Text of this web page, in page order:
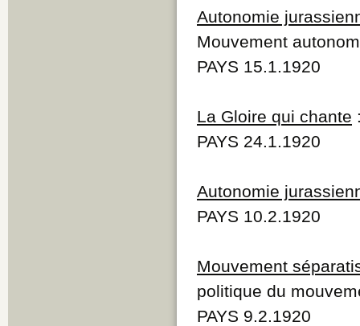
Autonomie
Mouvement
PAYS 15.1.1920
La Gloire qui chante
PAYS 24.1.1920
Autonomie
PAYS 10.2.1920
Mouvement
politique du
PAYS 9.2.1920